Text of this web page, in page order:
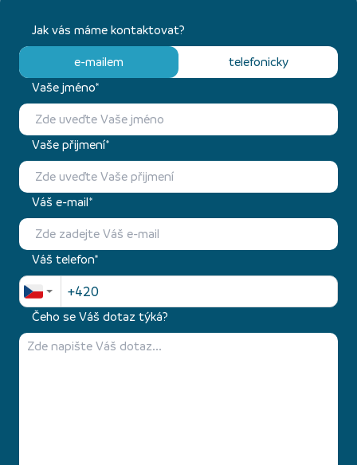
Jak vás máme kontaktovat?
e-mailem
telefonicky
Vaše jméno*
Vaše přijmení*
Váš e-mail*
Váš telefon*
Čeho se Váš dotaz týká?